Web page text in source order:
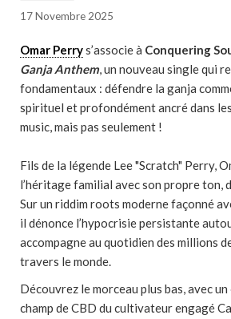
17 Novembre 2025
Omar Perrys’associe à Conquering
Ganja Anthem, un nouveau single qui
fondamentaux : défendre la ganja
spirituel et profondément ancré dans
music, mais pas seulement !
Fils de la légende Lee "Scratch" Perry,
l’héritage familial avec son propre ton,
Sur un riddim roots moderne façonné
il dénonce l’hypocrisie persistante
accompagne au quotidien des millions
travers le monde.
Découvrez le morceau plus bas, avec
champ de CBD du cultivateur engagé